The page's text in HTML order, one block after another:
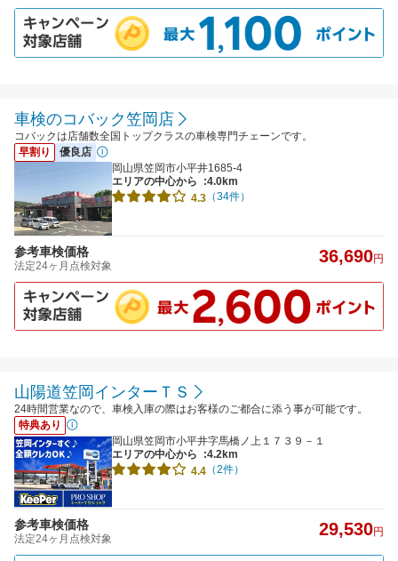
車検のコバック笠岡店
コバックは店舗数全国トップクラスの車検専門チェーンです。
早割り
優良店
岡山県笠岡市小平井1685-4
エリアの中心から
:4.0km
4.3 （34件）
参考車検価格
法定24ヶ月点検対象 36,690円
山陽道笠岡インターＴＳ
24時間営業なので、車検入庫の際はお客様のご都合に添う事が可能です。
特典あり
岡山県笠岡市小平井字馬橋ノ上１７３９－１
エリアの中心から
:4.2km
4.4 （2件）
参考車検価格
法定24ヶ月点検対象 29,530円